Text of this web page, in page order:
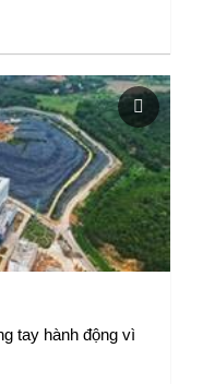
tay hành động vì